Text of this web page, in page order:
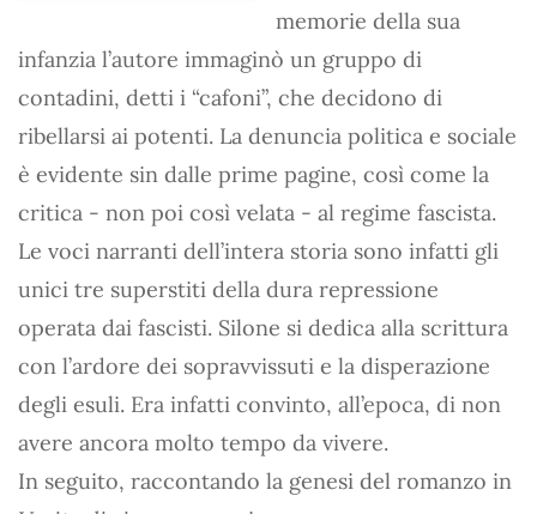
memorie della sua
infanzia l’autore immaginò un gruppo di
contadini, detti i “cafoni”, che decidono di
ribellarsi ai potenti. La denuncia politica e sociale
è evidente sin dalle prime pagine, così come la
critica - non poi così velata - al regime fascista.
Le voci narranti dell’intera storia sono infatti gli
unici tre superstiti della dura repressione
operata dai fascisti. Silone si dedica alla scrittura
con l’ardore dei sopravvissuti e la disperazione
degli esuli. Era infatti convinto, all’epoca, di non
avere ancora molto tempo da vivere.
In seguito, raccontando la genesi del romanzo in